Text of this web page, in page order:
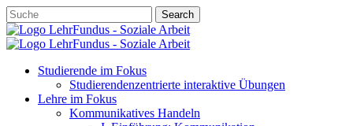
Skip
to
main
content
Search
Close
Search
account
search
Menu
Studierende im Fokus
Studierendenzentrierte interaktive Übungen
Lehre im Fokus
Kommunikatives Handeln